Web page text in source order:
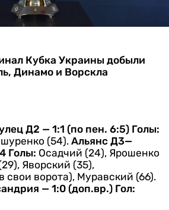
Кубка Украины добыли
Динамо и Ворскла
Д2 — 1:1 (по пен. 6:5) Голы:
(54). Альянс Д3—
Голы: Осадчий (24), Ярошенко
Яворский (35),
свои ворота), Муравский (66).
— 1:0 (доп.вр.) Гол: